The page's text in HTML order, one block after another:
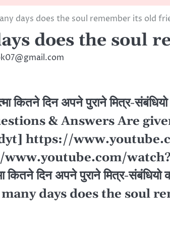
days does the soul remember its old
does the soul
पुराने मित्र-संबंधियो
& Answers Are given
पुराने मित्र-संबंधियो
does the soul